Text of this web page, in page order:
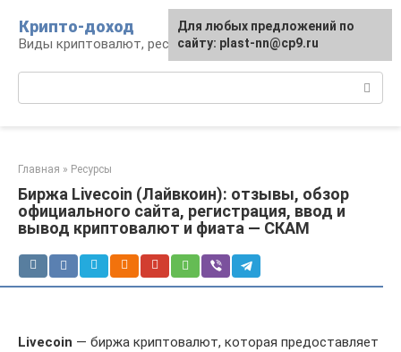
контенту
Крипто-доход
Виды криптовалют, ресурсы и сервисы
Главная » Ресурсы
Биржа Livecoin (Лайвкоин): отзывы, обзор
официального сайта, регистрация, ввод и
вывод криптовалют и фиата — СКАМ
Livecoin — биржа криптовалют, которая предоставляет
Для любых предложений по
сайту: plast-nn@cp9.ru